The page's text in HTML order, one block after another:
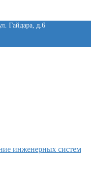
Гайдара, д.6
инженерных систем